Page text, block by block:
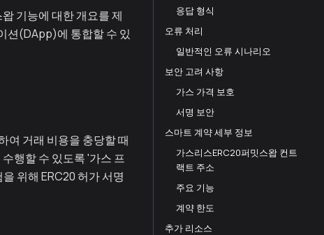
기능에 대한 개요를 제
션(DApp)에 통합할 수 있
여 거래 비용을 충당할 때
행할 수 있도록 '가스 프
위해 ERC20 허가 서명
응답 형식
오류 처리
일반적인 오류 시나리오
보안 고려 사항
가스 가격 보호
서명 보안
스마트 계약 세부 정보
가스리스ERC20퍼밋스왑 컨트
랙트 주소
주요 기능
계약 한도
추가 리소스